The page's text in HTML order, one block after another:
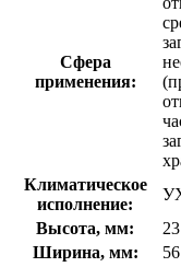
Сфера
применения:
Климатическое
исполнение:
Высота, мм:
23
Ширина, мм:
56